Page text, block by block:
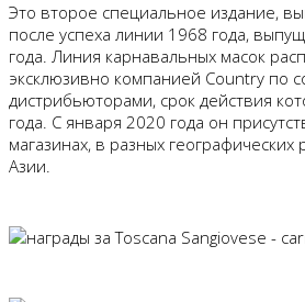
Это второе специальное издание,
после успеха линии 1968 года,
года. Линия карнавальных масок
эксклюзивно компанией Country по
дистрибьюторами, срок действия
года. С января 2020 года он
магазинах, в разных географических
Азии.